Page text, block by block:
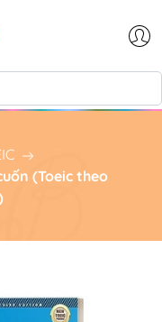
(Toeic theo